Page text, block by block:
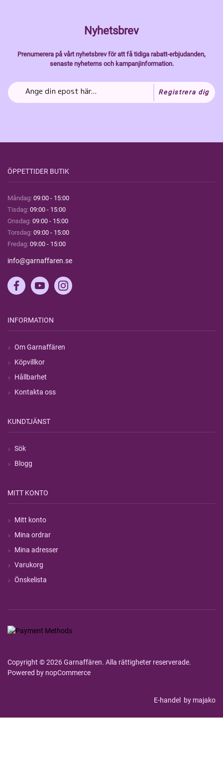
Nyhetsbrev
Prenumerera på vårt nyhetsbrev för att få tidiga rabatt-erbjudanden,
senaste nyheterns och kampanjinformation.
Registrera dig
ÖPPETTIDER BUTIK
Måndag: 09:00 - 15:00
Tisdag: 09:00 - 15:00
Onsdag: 09:00 - 15:00
Torsdag: 09:00 - 15:00
Fredag: 09:00 - 15:00
info@garnaffaren.se
INFORMATION
Om Garnaffären
Köpvillkor
Hållbarhet
Kontakta oss
KUNDTJÄNST
Sök
Blogg
MITT KONTO
Mitt konto
Mina ordrar
Mina adresser
Varukorg
Önskelista
Copyright © 2026 Garnaffären. Alla rättigheter reserverade.
Powered by nopCommerce
E-handel by majako